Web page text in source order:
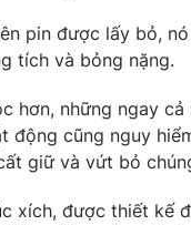
pin được lấy bỏ,
tích và bỏng nặng.
hơn, những ngay cả
động cũng nguy
giữ và vứt bỏ
xích, được thiết kế